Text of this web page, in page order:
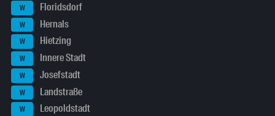
W Floridsdorf
W Hernals
W Hietzing
W Innere Stadt
W Josefstadt
W Landstraße
W Leopoldstadt